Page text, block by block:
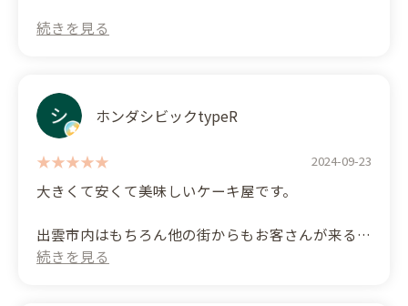
ホンダシビックtypeR
2024-09-23
大きくて安くて美味しいケーキ屋です。
出雲市内はもちろん他の街からもお客さんが来るく
らいの有名店で前から気になり行きましたがまずは